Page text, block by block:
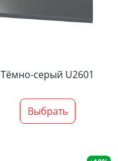
Тёмно-серый U2601
Выбрать